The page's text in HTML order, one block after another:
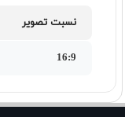
نسبت تصویر
16:9